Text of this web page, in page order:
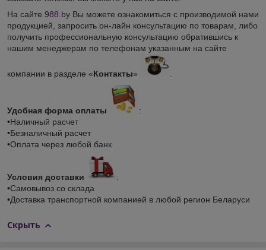
На сайте 988.by Вы можете ознакомиться с производимой нами
продукцией, запросить он-лайн консультацию по товарам, либо
получить профессиональную консультацию обратившись к
нашим менеджерам по телефонам указанным на сайте
компании в разделе «Контакты»
Удобная форма оплаты
:
•Наличный расчет
•Безналичный расчет
•Оплата через любой банк
Условия доставки
:
•Самовывоз со склада
•Доставка транспортной компанией в любой регион Беларуси
Скрыть